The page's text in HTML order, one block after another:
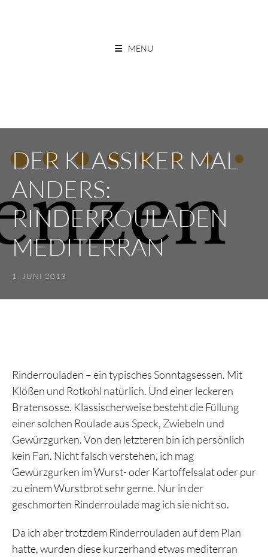
ESSEN OHNE GRENZEN
MENU
DER KLASSIKER MAL
ANDERS:
RINDERROULADEN
MEDITERRAN
1. JUNI 2013
Rinderrouladen – ein typisches Sonntagsessen. Mit
Klößen und Rotkohl natürlich. Und einer leckeren
Bratensosse. Klassischerweise besteht die Füllung
einer solchen Roulade aus Speck, Zwiebeln und
Gewürzgurken. Von den letzteren bin ich persönlich
kein Fan. Nicht falsch verstehen, ich mag
Gewürzgurken im Wurst- oder Kartoffelsalat oder pur
zu einem Wurstbrot sehr gerne. Nur in der
geschmorten Rinderroulade mag ich sie nicht so.
Da ich aber trotzdem Rinderrouladen auf dem Plan
hatte, wurden diese kurzerhand etwas mediterran